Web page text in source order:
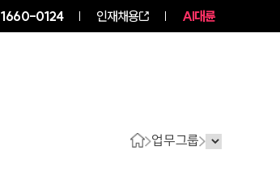
1660-0124 인재채용 AI대륜
업무그룹